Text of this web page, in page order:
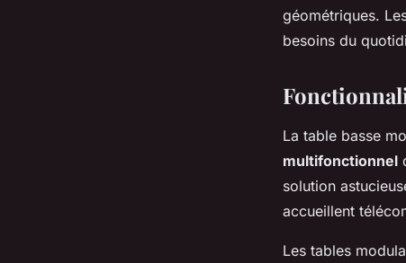
géométriques.
besoins du
La table basse
multifonctionnel
solution
accueillent
Les tables